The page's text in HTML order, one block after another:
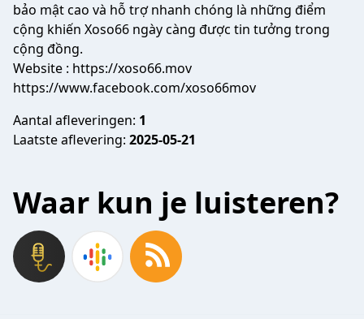
bảo mật cao và hỗ trợ nhanh chóng là những điểm
cộng khiến Xoso66 ngày càng được tin tưởng trong
cộng đồng.
Website : https://xoso66.mov
https://www.facebook.com/xoso66mov
Aantal afleveringen: 1
Laatste aflevering: 2025-05-21
Waar kun je luisteren?